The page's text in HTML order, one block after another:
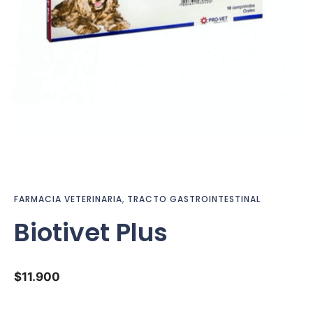
FARMACIA VETERINARIA, TRACTO GASTROINTESTINAL
Biotivet Plus
$11.900